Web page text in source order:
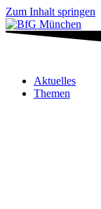
Zum Inhalt springen
Aktuelles
Themen